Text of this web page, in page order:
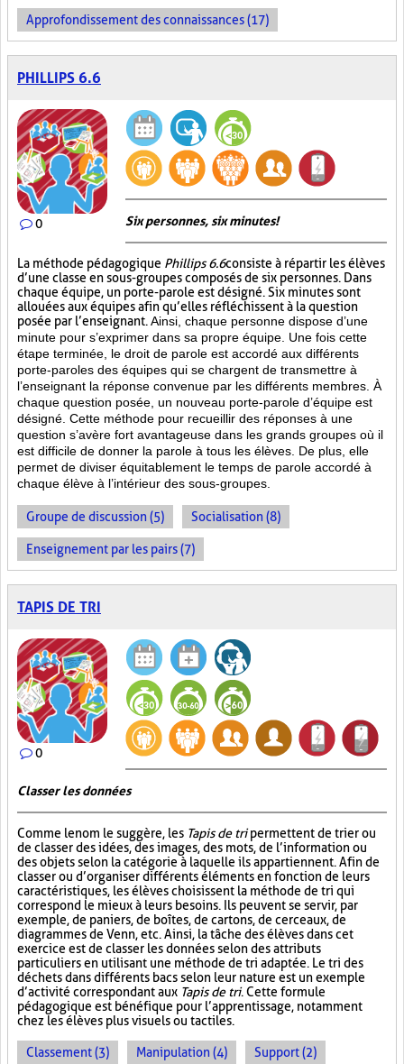
Approfondissement des connaissances (17)
PHILLIPS 6.6
0 Six personnes, six minutes!
La méthode pédagogique Phillips 6.6consiste à répartir les élèves
d’une classe en sous-groupes composés de six personnes. Dans
chaque équipe, un porte-parole est désigné. Six minutes sont
allouées aux équipes afin qu’elles réfléchissent à la question
posée par l’enseignant. Ainsi, chaque personne dispose d’une
minute pour s’exprimer dans sa propre équipe. Une fois cette
étape terminée, le droit de parole est accordé aux différents
porte-paroles des équipes qui se chargent de transmettre à
l’enseignant la réponse convenue par les différents membres. À
chaque question posée, un nouveau porte-parole d’équipe est
désigné. Cette méthode pour recueillir des réponses à une
question s’avère fort avantageuse dans les grands groupes où il
est difficile de donner la parole à tous les élèves. De plus, elle
permet de diviser équitablement le temps de parole accordé à
chaque élève à l’intérieur des sous-groupes.
Groupe de discussion (5) Socialisation (8)
Enseignement par les pairs (7)
TAPIS DE TRI
0
Classer les données
Comme le nom le suggère, les Tapis de tripermettent de trier ou
de classer des idées, des images, des mots, de l’information ou
des objets selon la catégorie à laquelle ils appartiennent. Afin de
classer ou d’organiser différents éléments en fonction de leurs
caractéristiques, les élèves choisissent la méthode de tri qui
correspond le mieux à leurs besoins. Ils peuvent se servir, par
exemple, de paniers, de boîtes, de cartons, de cerceaux, de
diagrammes de Venn, etc. Ainsi, la tâche des élèves dans cet
exercice est de classer les données selon des attributs
particuliers en utilisant une méthode de tri adaptée. Le tri des
déchets dans différents bacs selon leur nature est un exemple
d’activité correspondant aux Tapis de tri. Cette formule
pédagogique est bénéfique pour l’apprentissage, notamment
chez les élèves plus visuels ou tactiles.
Classement (3) Manipulation (4) Support (2)